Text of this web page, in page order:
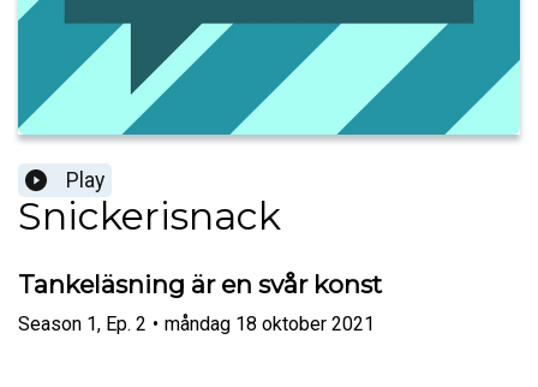
Play
Snickerisnack
Tankeläsning är en svår konst
Season 1, Ep. 2 • måndag 18 oktober 2021